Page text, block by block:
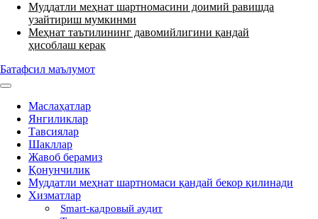
Муддатли меҳнат шартномасини доимий равишда
узайтириш мумкинми
Меҳнат таътилининг давомийлигини қандай
ҳисоблаш керак
Батафсил маълумот
Маслаҳатлар
Янгиликлар
Тавсиялар
Шакллар
Жавоб берамиз
Қонунчилик
Муддатли меҳнат шартномаси қандай бекор қилинади
Хизматлар
Smart-кадровый аудит